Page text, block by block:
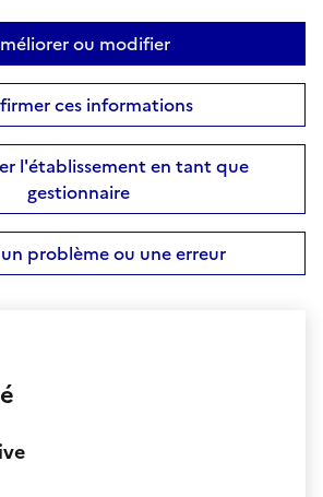
ou modifier
ces informations
l'établissement en tant que
gestionnaire
problème ou une erreur